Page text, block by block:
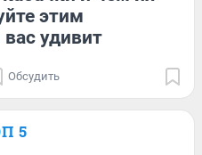
этим
удивит
Обсудить
5